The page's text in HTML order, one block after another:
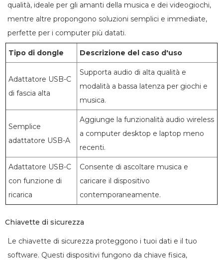
qualità, ideale per gli amanti della musica e dei videogiochi,
mentre altre propongono soluzioni semplici e immediate,
perfette per i computer più datati.
Tipo di dongle Descrizione del caso d'uso
Adattatore USB-C
di fascia alta
Supporta audio di alta qualità e
modalità a bassa latenza per giochi e
musica.
Semplice
adattatore USB-A
Aggiunge la funzionalità audio wireless
a computer desktop e laptop meno
recenti.
Adattatore USB-C
con funzione di
ricarica
Consente di ascoltare musica e
caricare il dispositivo
contemporaneamente.
Chiavette di sicurezza
Le chiavette di sicurezza proteggono i tuoi dati e il tuo
software. Questi dispositivi fungono da chiave fisica,